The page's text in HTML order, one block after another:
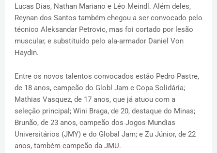
Lucas Dias, Nathan Mariano e Léo Meindl. Além deles,
Reynan dos Santos também chegou a ser convocado pelo
técnico Aleksandar Petrovic, mas foi cortado por lesão
muscular, e substituído pelo ala-armador Daniel Von
Haydin.
Entre os novos talentos convocados estão Pedro Pastre,
de 18 anos, campeão do Globl Jam e Copa Solidária;
Mathias Vasquez, de 17 anos, que já atuou com a
seleção principal; Wini Braga, de 20, destaque do Minas;
Brunão, de 23 anos, campeão dos Jogos Mundias
Universitários (JMY) e do Global Jam; e Zu Júnior, de 22
anos, também campeão da JMU.